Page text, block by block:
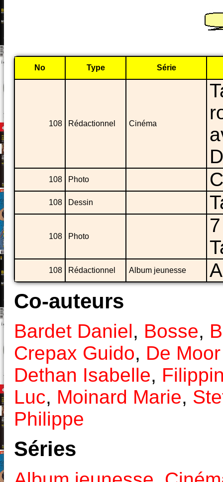
No Type Série
108 Rédactionnel Cinéma
108 Photo
108 Dessin
108 Photo
108 Rédactionnel Album jeunesse
Co-auteurs
Bardet Daniel, Bosse,
Crepax Guido, De
Dethan Isabelle,
Luc, Moinard Marie,
Philippe
Séries